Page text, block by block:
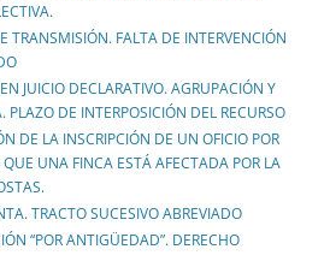
TRANSMISIÓN. FALTA DE INTERVENCIÓN
JUICIO DECLARATIVO. AGRUPACIÓN Y
PLAZO DE INTERPOSICIÓN DEL RECURSO
DE LA INSCRIPCIÓN DE UN OFICIO POR
UNA FINCA ESTÁ AFECTADA POR LA
TRACTO SUCESIVO ABREVIADO
“POR ANTIGÜEDAD”. DERECHO